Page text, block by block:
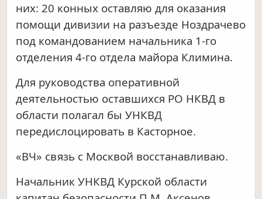
них: 20 конных оставляю для оказания
помощи дивизии на разъезде Ноздрачево
под командованием начальника 1-го
отделения 4-го отдела майора Климина.
Для руководства оперативной
деятельностью оставшихся РО НКВД в
области полагал бы УНКВД
передислоцировать в Касторное.
«ВЧ» связь с Москвой восстанавливаю.
Начальник УНКВД Курской области